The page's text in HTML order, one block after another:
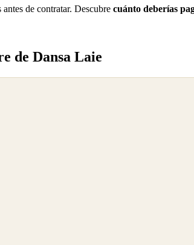
de contratar. Descubre cuánto deberías
de Dansa Laie